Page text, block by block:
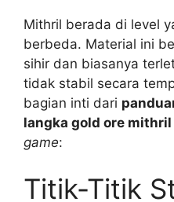
Mithril berada di level
berbeda. Material ini
sihir dan biasanya
tidak stabil secara
bagian inti dari
langka gold ore mithril
game:
Titik-Titik